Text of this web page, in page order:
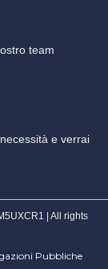
team
e verrai
| All rights
Pubbliche